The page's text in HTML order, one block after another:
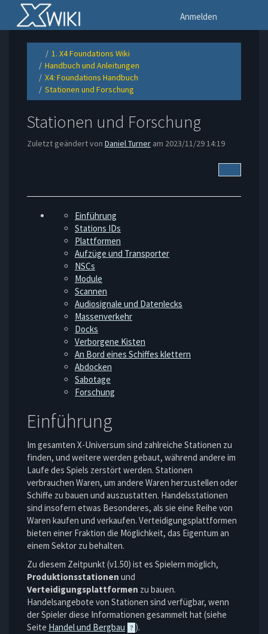
Startseite
Anmelden
Schalte
den
übergeordneten
Baum
von
Stationen
und
Forschung
um.
1. X4 Foundations Wiki
den
Verzeichnisbaum
unter
1.
X4
Foundations
Handbuch und Anleitungen
um.
X4: Foundations Handbuch
X4:
Foundations
Stationen und Forschung
den
Verzeichnisbaum
Forschung
um.
Stationen und Forschung
Zuletzt geändert von Daniel Turner am 2023/11/29 14:19
Weitere
Einführung
Stations IDs
Plattformen
Aufzüge und Transporter
NSCs
Module
Scannen
Audiosignale und Datenlecks
Massenverkehr
Docks
Verborgene Kisten
An Bord eines Schiffes klettern
Abdocken
Sabotage
Forschung
Einführung
Im gesamten X-Universum sind zahlreiche Stationen zu
finden, und weitere werden gebaut, während andere im
Laufe des Spiels zerstört werden. Stationen
verbrauchen Waren, um andere Waren herzustellen oder
Schiffe zu bauen und auszustatten. Handelsstationen
sind insofern etwas Besonderes, als sie eine Reihe von
Waren kaufen und verkaufen. Verteidigungsplattformen
bieten einer Fraktion die Möglichkeit, das Eigentum an
einem Sektor zu behalten.
Zu diesem Zeitpunkt (v1.50) ist es Spielern möglich,
Produktionsstationen und
Verteidigungsplattformen zu bauen.
Handelsangebote von Stationen sind verfügbar, wenn
der Spieler diese Informationen gesammelt hat (siehe
Seite Handel und Bergbau ).